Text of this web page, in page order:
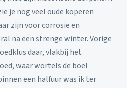
je nog veel oude koperen
zijn voor corrosie en
na een strenge winter. Vorige
daar, vlakbij het
waar wortels de boel
een halfuur was ik ter